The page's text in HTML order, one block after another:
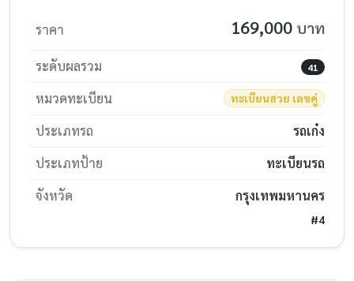
ราคา 169,000 บาท
ระดับผลรวม 41
หมวดทะเบียน ทะเบียนสวย เลขคู่
ประเภทรถ
รถเก๋ง
ประเภทป้าย
ทะเบียนรถ
จังหวัด
กรุงเทพมหานคร
#4